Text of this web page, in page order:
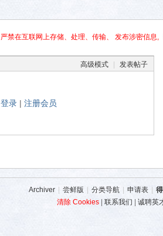
禁在互联网上存储、处理、传输、 发布涉密信息,
高级模式 发表帖子
登录| 注册会员
Archiver 尝鲜版 分类导航 申请表
清除 Cookies
联系我们 诚聘英